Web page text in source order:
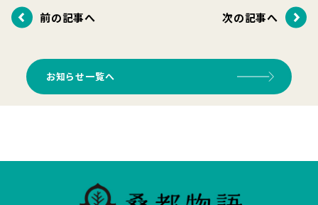
前の記事へ 次の記事へ
お知らせ一覧へ